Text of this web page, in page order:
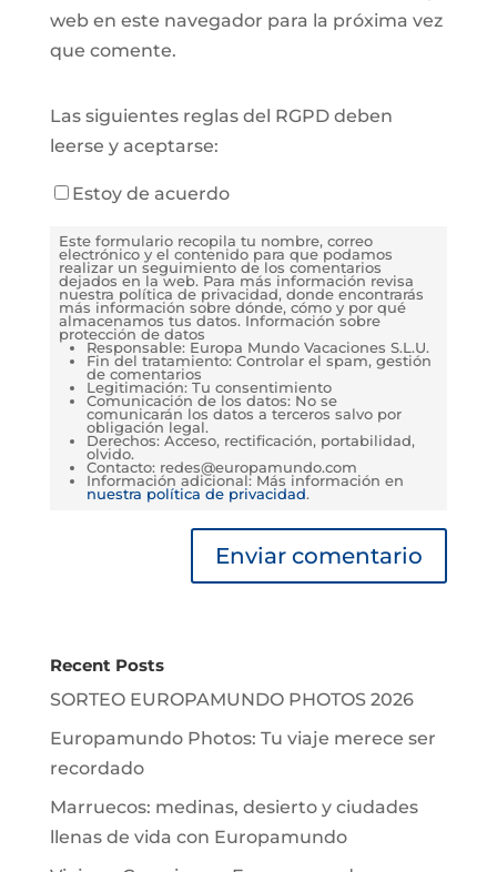
web en este navegador para la próxima vez
que comente.
Las siguientes reglas del RGPD deben
leerse y aceptarse:
Estoy de acuerdo
Este formulario recopila tu nombre, correo
electrónico y el contenido para que podamos
realizar un seguimiento de los comentarios
dejados en la web. Para más información revisa
nuestra política de privacidad, donde encontrarás
más información sobre dónde, cómo y por qué
almacenamos tus datos. Información sobre
protección de datos
Responsable: Europa Mundo Vacaciones S.L.U.
Fin del tratamiento: Controlar el spam, gestión
de comentarios
Legitimación: Tu consentimiento
Comunicación de los datos: No se
comunicarán los datos a terceros salvo por
obligación legal.
Derechos: Acceso, rectificación, portabilidad,
olvido.
Contacto: redes@europamundo.com
Información adicional: Más información en
nuestra política de privacidad.
Recent Posts
SORTEO EUROPAMUNDO PHOTOS 2026
Europamundo Photos: Tu viaje merece ser
recordado
Marruecos: medinas, desierto y ciudades
llenas de vida con Europamundo